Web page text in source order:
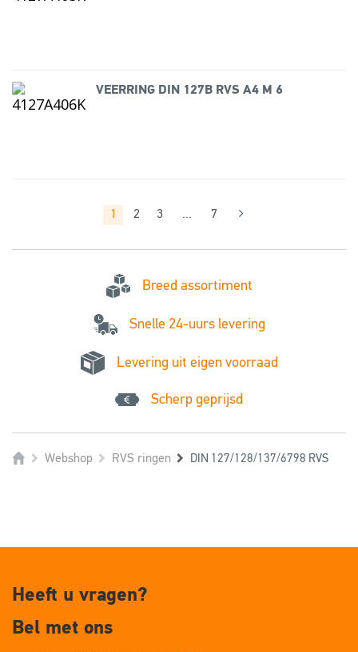
VEERRING DIN 127B RVS A4 M 6
1 2 3 ... 7
Breed assortiment
Snelle 24-uurs levering
Levering uit eigen voorraad
Scherp geprijsd
Webshop RVS ringen DIN 127/128/137/6798 RVS
Heeft u vragen?
Bel met ons